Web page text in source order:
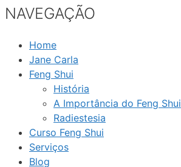
NAVEGAÇÃO
Home
Jane Carla
Feng Shui
História
A Importância do Feng Shui
Radiestesia
Curso Feng Shui
Serviços
Blog